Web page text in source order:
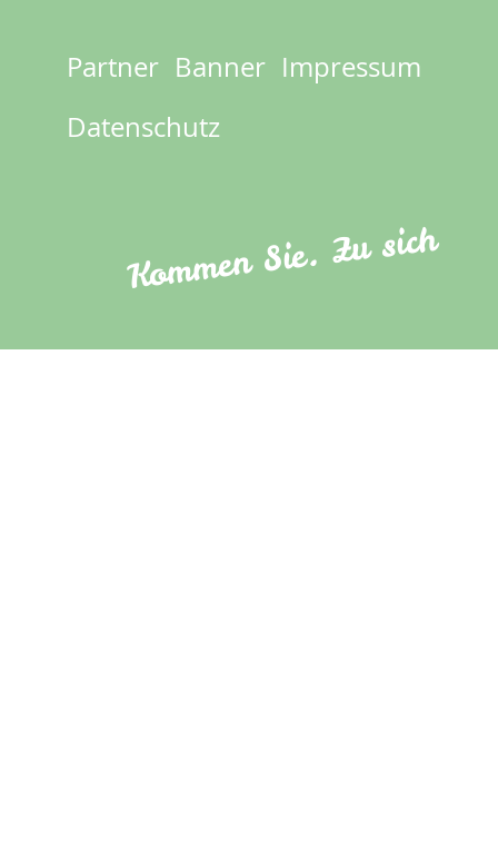
Footer
menu
Partner Banner Impressum
Datenschutz
Kommen Sie. Zu sich